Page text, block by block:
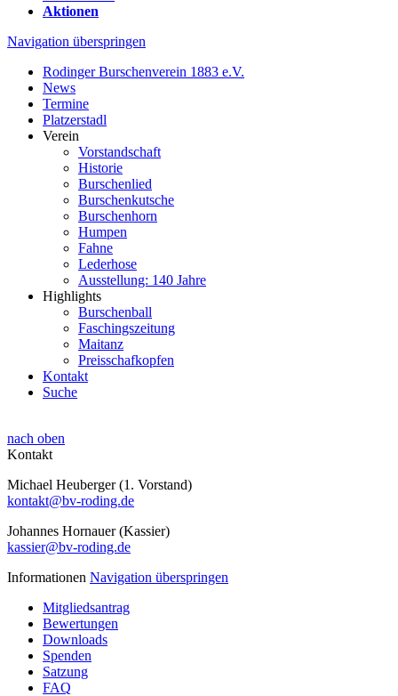
Aktionen
Navigation überspringen
Rodinger Burschenverein 1883 e.V.
News
Termine
Platzerstadl
Verein
Vorstandschaft
Historie
Burschenlied
Burschenkutsche
Burschenhorn
Humpen
Fahne
Lederhose
Ausstellung: 140 Jahre
Highlights
Burschenball
Faschingszeitung
Maitanz
Preisschafkopfen
Kontakt
Suche
nach oben
Kontakt
Michael Heuberger (1. Vorstand)
kontakt@bv-roding.de
Johannes Hornauer (Kassier)
kassier@bv-roding.de
Informationen Navigation überspringen
Mitgliedsantrag
Bewertungen
Downloads
Spenden
Satzung
FAQ